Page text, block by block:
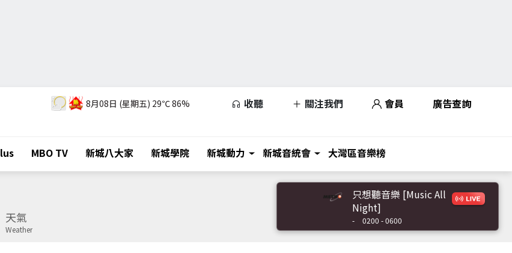
8月08日 (星期五) 29℃86% 收聽 關注我們 會員 廣告查詢
MBO TV 新城八大家 新城學院 新城動力 新城音統會 大灣區音樂榜
天氣
Weather
只想聽音樂 [Music All
Night]
- 0200 - 0600